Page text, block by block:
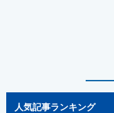
人気記事ランキング